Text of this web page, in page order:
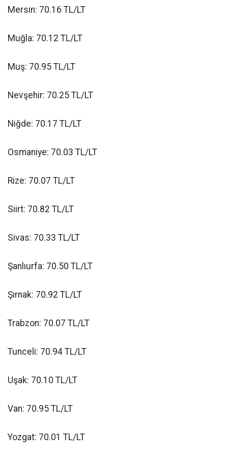
Mersin: 70.16 TL/LT
Muğla: 70.12 TL/LT
Muş: 70.95 TL/LT
Nevşehir: 70.25 TL/LT
Niğde: 70.17 TL/LT
Osmaniye: 70.03 TL/LT
Rize: 70.07 TL/LT
Siirt: 70.82 TL/LT
Sivas: 70.33 TL/LT
Şanlıurfa: 70.50 TL/LT
Şırnak: 70.92 TL/LT
Trabzon: 70.07 TL/LT
Tunceli: 70.94 TL/LT
Uşak: 70.10 TL/LT
Van: 70.95 TL/LT
Yozgat: 70.01 TL/LT